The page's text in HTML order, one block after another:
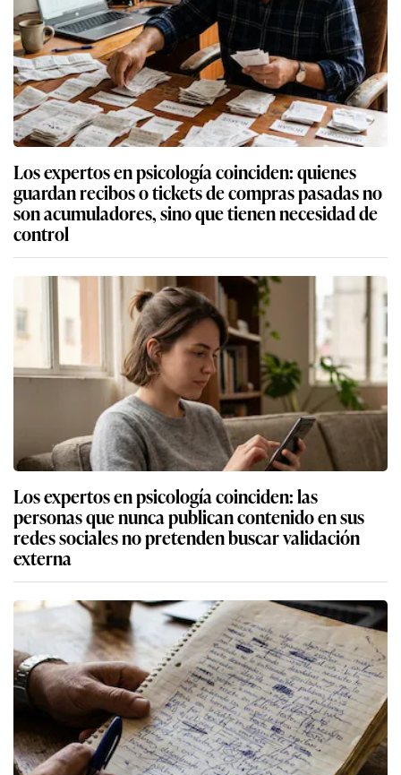
Los expertos en psicología coinciden: quienes
guardan recibos o tickets de compras pasadas no
son acumuladores, sino que tienen necesidad de
control
Los expertos en psicología coinciden: las
personas que nunca publican contenido en sus
redes sociales no pretenden buscar validación
externa